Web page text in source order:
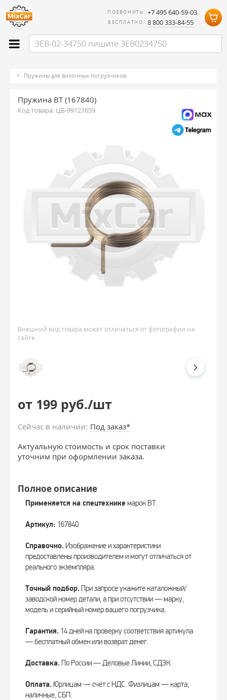
ПОЗВОНИТЬ: +7 495 640-59-03
БЕСПЛАТНО: 8 800 333-84-55
Пружины для вилочных погрузчиков
Пружина BT (167840)
Код товара: ЦБ-99127659
Внешний вид товара может отличаться от фотографии на
сайте
от 199 руб./шт
Сейчас в наличии: Под заказ*
Актуальную стоимость и срок поставки
уточним при оформлении заказа.
Полное описание
Применяется на спецтехнике марок BT.
Артикул: 167840
Справочно.Изображение и характеристики
предоставлены производителем и могут отличаться от
реального экземпляра.
Точный подбор.При запросе укажите каталожный/
заводской номер детали, а при отсутствии — марку,
модель и серийный номер вашего погрузчика.
Гарантия. 14 дней на проверку соответствия артикула
— бесплатный обмен или возврат денег.
Доставка.По России — Деловые Линии, СДЭК.
Оплата. Юрлицам — счёт с НДС. Физлицам — карта,
наличные, СБП.